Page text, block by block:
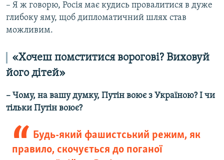
– Я ж говорю, Росія має кудись провалитися в дуже
глибоку яму, щоб дипломатичний шлях став
можливим.
«Хочеш помститися ворогові? Виховуй
його дітей»
– Чому, на вашу думку, Путін воює з Україною? І чи
тільки Путін воює?
Будь-який фашистський режим, як
правило, скочується до поганої